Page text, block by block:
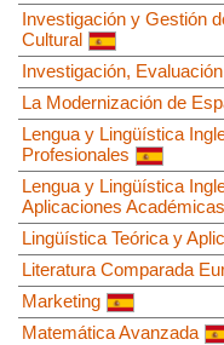
Investigación y Gestión
Cultural
Investigación,
La Modernización de
Lengua y Lingüística
Profesionales
Lengua y Lingüística
Aplicaciones Académicas
Lingüística Teórica y
Literatura Comparada
Marketing
Matemática Avanzada